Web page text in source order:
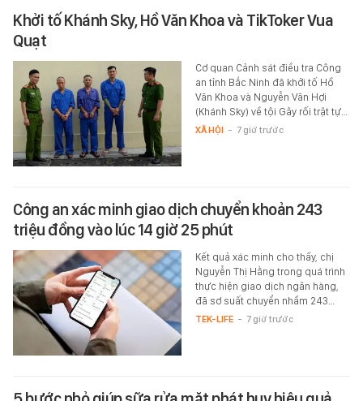
Khởi tố Khánh Sky, Hồ Văn Khoa và TikToker Vua
Quạt
Cơ quan Cảnh sát điều tra Công
an tỉnh Bắc Ninh đã khởi tố Hồ
Văn Khoa và Nguyễn Văn Hợi
(Khánh Sky) về tội Gây rối trật tự…
XÃ HỘI - 7 giờ trước
Công an xác minh giao dịch chuyển khoản 243
triệu đồng vào lúc 14 giờ 25 phút
Kết quả xác minh cho thấy, chị
Nguyễn Thị Hằng trong quá trình
thực hiện giao dịch ngân hàng,
đã sơ suất chuyển nhầm 243…
TEK-LIFE - 7 giờ trước